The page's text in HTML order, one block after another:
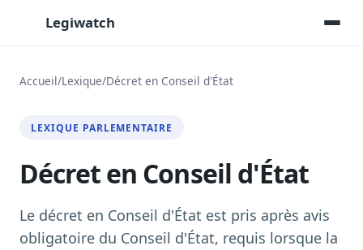
Legiwatch
Posez vos questions, réponses sourcées
Transcriptions IA
Toutes les séances AN/Sénat transcrites
Synthèses IA
Résumés automatiques des dossiers longs
Accueil/Lexique/Décret en Conseil d'État
LEXIQUE PARLEMENTAIRE
Décret en Conseil d'État
Le décret en Conseil d'État est pris après avis
obligatoire du Conseil d'État, requis lorsque la